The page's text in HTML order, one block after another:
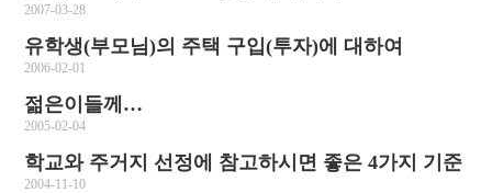
2007-03-28
유학생(부모님)의 주택 구입(투자)에 대하여
2006-02-01
젊은이들께…
2005-02-04
학교와 주거지 선정에 참고하시면 좋은 4가지 기준
2004-11-10